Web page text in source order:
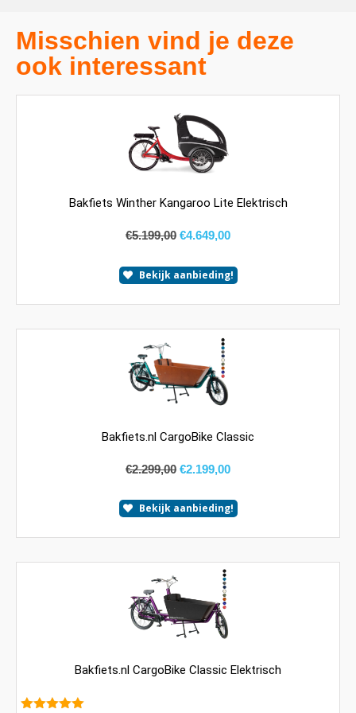
Misschien vind je deze
ook interessant
Bakfiets Winther Kangaroo Lite Elektrisch
€5.199,00 €4.649,00
Bekijk aanbieding!
Bakfiets.nl CargoBike Classic
€2.299,00 €2.199,00
Bekijk aanbieding!
Bakfiets.nl CargoBike Classic Elektrisch